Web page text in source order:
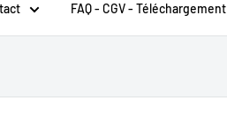
FAQ - CGV - Téléchargement